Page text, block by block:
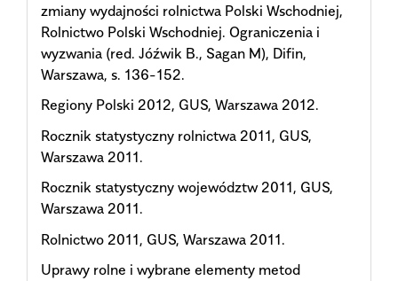
zmiany wydajności rolnictwa Polski Wschodniej,
Rolnictwo Polski Wschodniej. Ograniczenia i
wyzwania (red. Jóźwik B., Sagan M), Difin,
Warszawa, s. 136-152.
Regiony Polski 2012, GUS, Warszawa 2012.
Rocznik statystyczny rolnictwa 2011, GUS,
Warszawa 2011.
Rocznik statystyczny województw 2011, GUS,
Warszawa 2011.
Rolnictwo 2011, GUS, Warszawa 2011.
Uprawy rolne i wybrane elementy metod